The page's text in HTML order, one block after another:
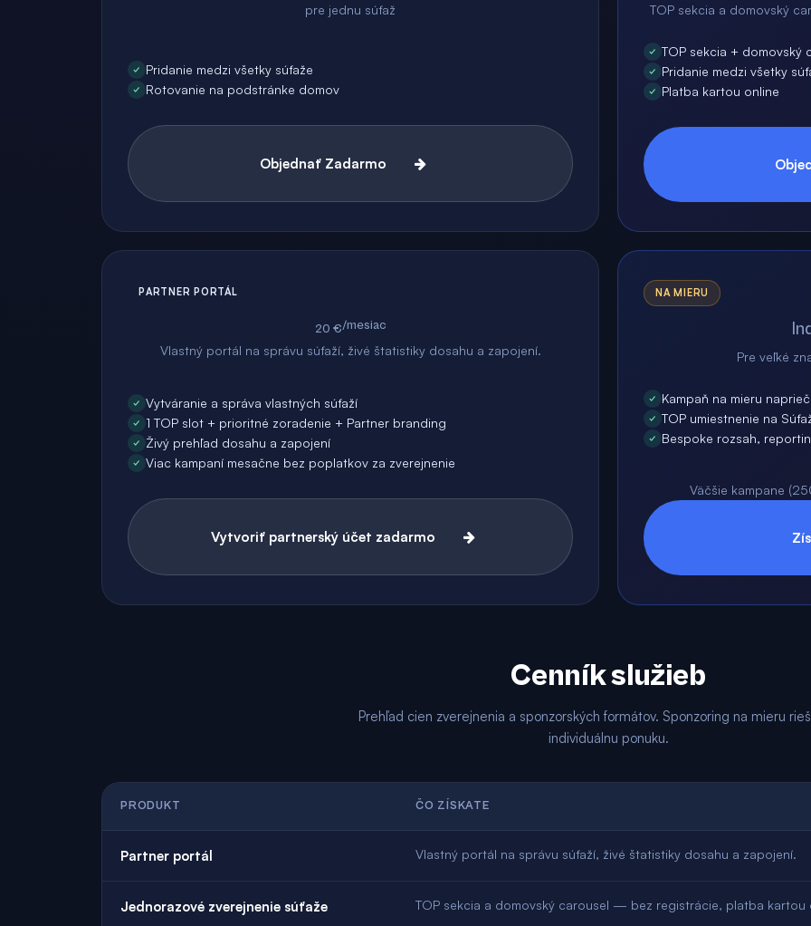
pre jednu súťaž
Pridanie medzi všetky súťaže
Rotovanie na podstránke domov
Objednať Zadarmo
TOP sekcia a domovský
TOP sekcia + domovský
Pridanie medzi všetky
Platba kartou online
PARTNER PORTÁL
20 €/mesiac
Vlastný portál na správu súťaží, živé štatistiky dosahu a zapojení.
Vytváranie a správa vlastných súťaží
1 TOP slot + prioritné zoradenie + Partner branding
Živý prehľad dosahu a zapojení
Viac kampaní mesačne bez poplatkov za zverejnenie
Vytvoriť partnerský účet zadarmo
NA MIERU
Pre veľké
Kampaň na mieru
TOP umiestnenie na
Bespoke rozsah,
Väčšie kampane
Cenník služieb
Prehľad cien zverejnenia a sponzorských formátov. Sponzoring na mieru
individuálnu ponuku.
PRODUKT ČO ZÍSKATE
Partner portál Vlastný portál na správu súťaží, živé štatistiky dosahu a zapojení.
Jednorazové zverejnenie súťaže TOP sekcia a domovský carousel — bez registrácie, platba kartou